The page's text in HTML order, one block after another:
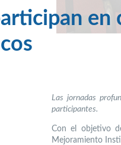
en
Las jornadas
participantes.
Con el objetivo
Mejoramiento